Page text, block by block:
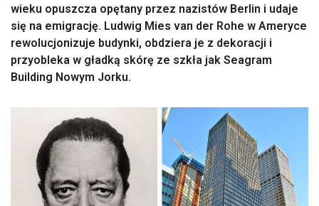
wieku opuszcza opętany przez nazistów Berlin i udaje
się na emigrację. Ludwig Mies van der Rohe w Ameryce
rewolucjonizuje budynki, obdziera je z dekoracji i
przyobleka w gładką skórę ze szkła jak Seagram
Building Nowym Jorku.